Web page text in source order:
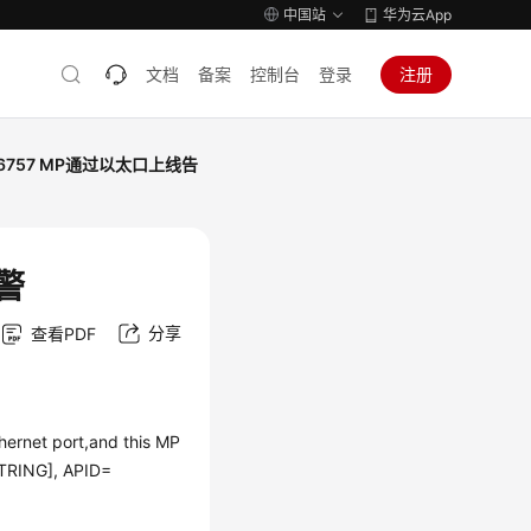
中国站 华为云App
文档 备案 控制台 登录 注册
MP通过以太口上线告
查看PDF 分享
port,and this MP
APID=